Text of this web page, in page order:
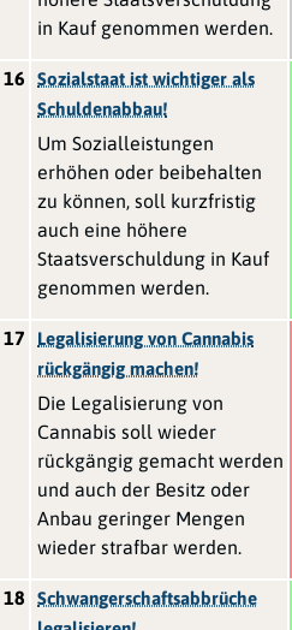
in Kauf genommen werden.
16
Sozialstaat ist wichtiger als
Schuldenabbau!
Um Sozialleistungen
erhöhen oder beibehalten
zu können, soll kurzfristig
auch eine höhere
Staatsverschuldung in Kauf
genommen werden.
17
Legalisierung von Cannabis
rückgängig machen!
Die Legalisierung von
Cannabis soll wieder
rückgängig gemacht werden
und auch der Besitz oder
Anbau geringer Mengen
wieder strafbar werden.
18
Schwangerschaftsabbrüche